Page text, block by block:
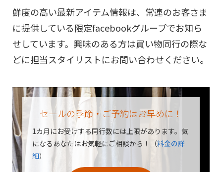
鮮度の高い最新アイテム情報は、常連のお客さま
に提供している限定facebookグループでお知ら
せしています。興味のある方は買い物同行の際な
どに担当スタイリストにお問い合わせください。
セールの季節・ご予約はお早めに！
1カ月にお受けする同行数には上限があります。気
になるあなたはお気軽にご相談から！（料金の詳
細）